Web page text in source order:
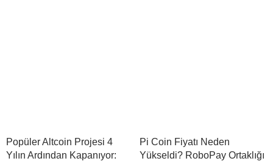
Popüler Altcoin Projesi 4
Yılın Ardından Kapanıyor:
Pi Coin Fiyatı Neden
Yükseldi? RoboPay Ortaklığı